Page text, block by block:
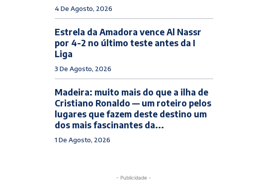
4 De Agosto, 2026
Estrela da Amadora vence Al Nassr
por 4-2 no último teste antes da I
Liga
3 De Agosto, 2026
Madeira: muito mais do que a ilha de
Cristiano Ronaldo — um roteiro pelos
lugares que fazem deste destino um
dos mais fascinantes da...
1 De Agosto, 2026
- Publicidade -